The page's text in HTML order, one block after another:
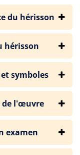
du hérisson
hérisson
symboles
de l'œuvre
examen